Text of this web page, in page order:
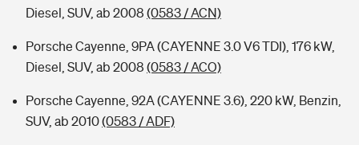
Diesel, SUV, ab 2008 (0583 / ACN)
Porsche Cayenne, 9PA (CAYENNE 3.0 V6 TDI), 176 kW,
Diesel, SUV, ab 2008 (0583 / ACO)
Porsche Cayenne, 92A (CAYENNE 3.6), 220 kW, Benzin,
SUV, ab 2010(0583 / ADF)